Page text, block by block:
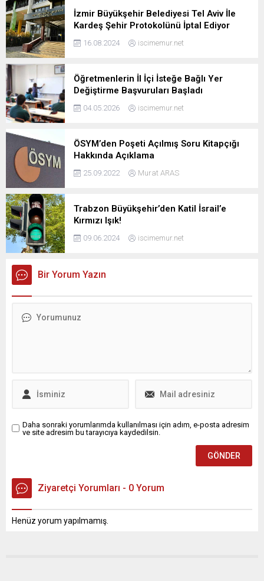
İzmir Büyükşehir Belediyesi Tel Aviv İle
Kardeş Şehir Protokolünü İptal Ediyor
16.08.2024 iscimemur.net
Öğretmenlerin İl İçi İsteğe Bağlı Yer
Değiştirme Başvuruları Başladı
04.05.2026 iscimemur.net
ÖSYM’den Poşeti Açılmış Soru Kitapçığı
Hakkında Açıklama
25.09.2022 Murat ARAS
Trabzon Büyükşehir’den Katil İsrail’e
Kırmızı Işık!
09.06.2024 iscimemur.net
Bir Yorum Yazın
Daha sonraki yorumlarımda kullanılması için adım, e-posta adresim
ve site adresim bu tarayıcıya kaydedilsin.
Ziyaretçi Yorumları - 0 Yorum
Henüz yorum yapılmamış.